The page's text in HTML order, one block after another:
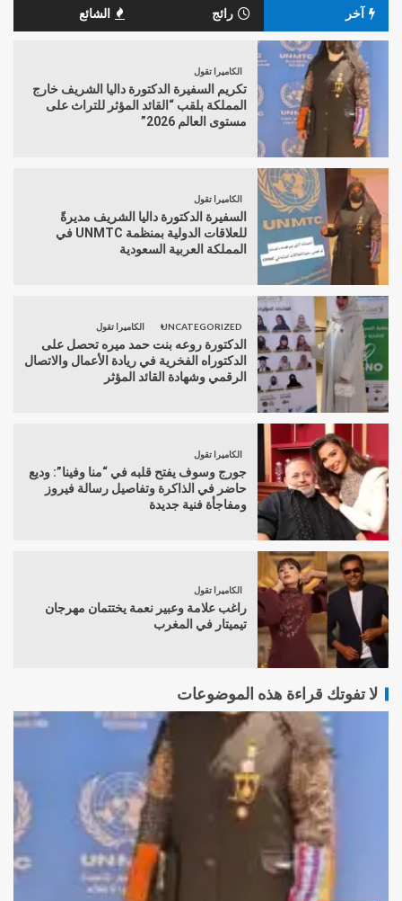
آخر رائج الشائع
الكاميرا تقول
تكريم السفيرة الدكتورة داليا الشريف خارج
المملكة بلقب “القائد المؤثر للتراث على
مستوى العالم 2026”
الكاميرا تقول
السفيرة الدكتورة داليا الشريف مديرةً
للعلاقات الدولية بمنظمة UNMTC في
المملكة العربية السعودية
UNCATEGORIZED الكاميرا تقول
الدكتورة روعه بنت حمد ميره تحصل على
الدكتوراه الفخرية في ريادة الأعمال والاتصال
الرقمي وشهادة القائد المؤثر
الكاميرا تقول
جورج وسوف يفتح قلبه في “منا وفينا”: وديع
حاضر في الذاكرة وتفاصيل رسالة فيروز
ومفاجأة فنية جديدة
الكاميرا تقول
راغب علامة وعبير نعمة يختتمان مهرجان
تيميتار في المغرب
لا تفوتك قراءة هذه الموضوعات